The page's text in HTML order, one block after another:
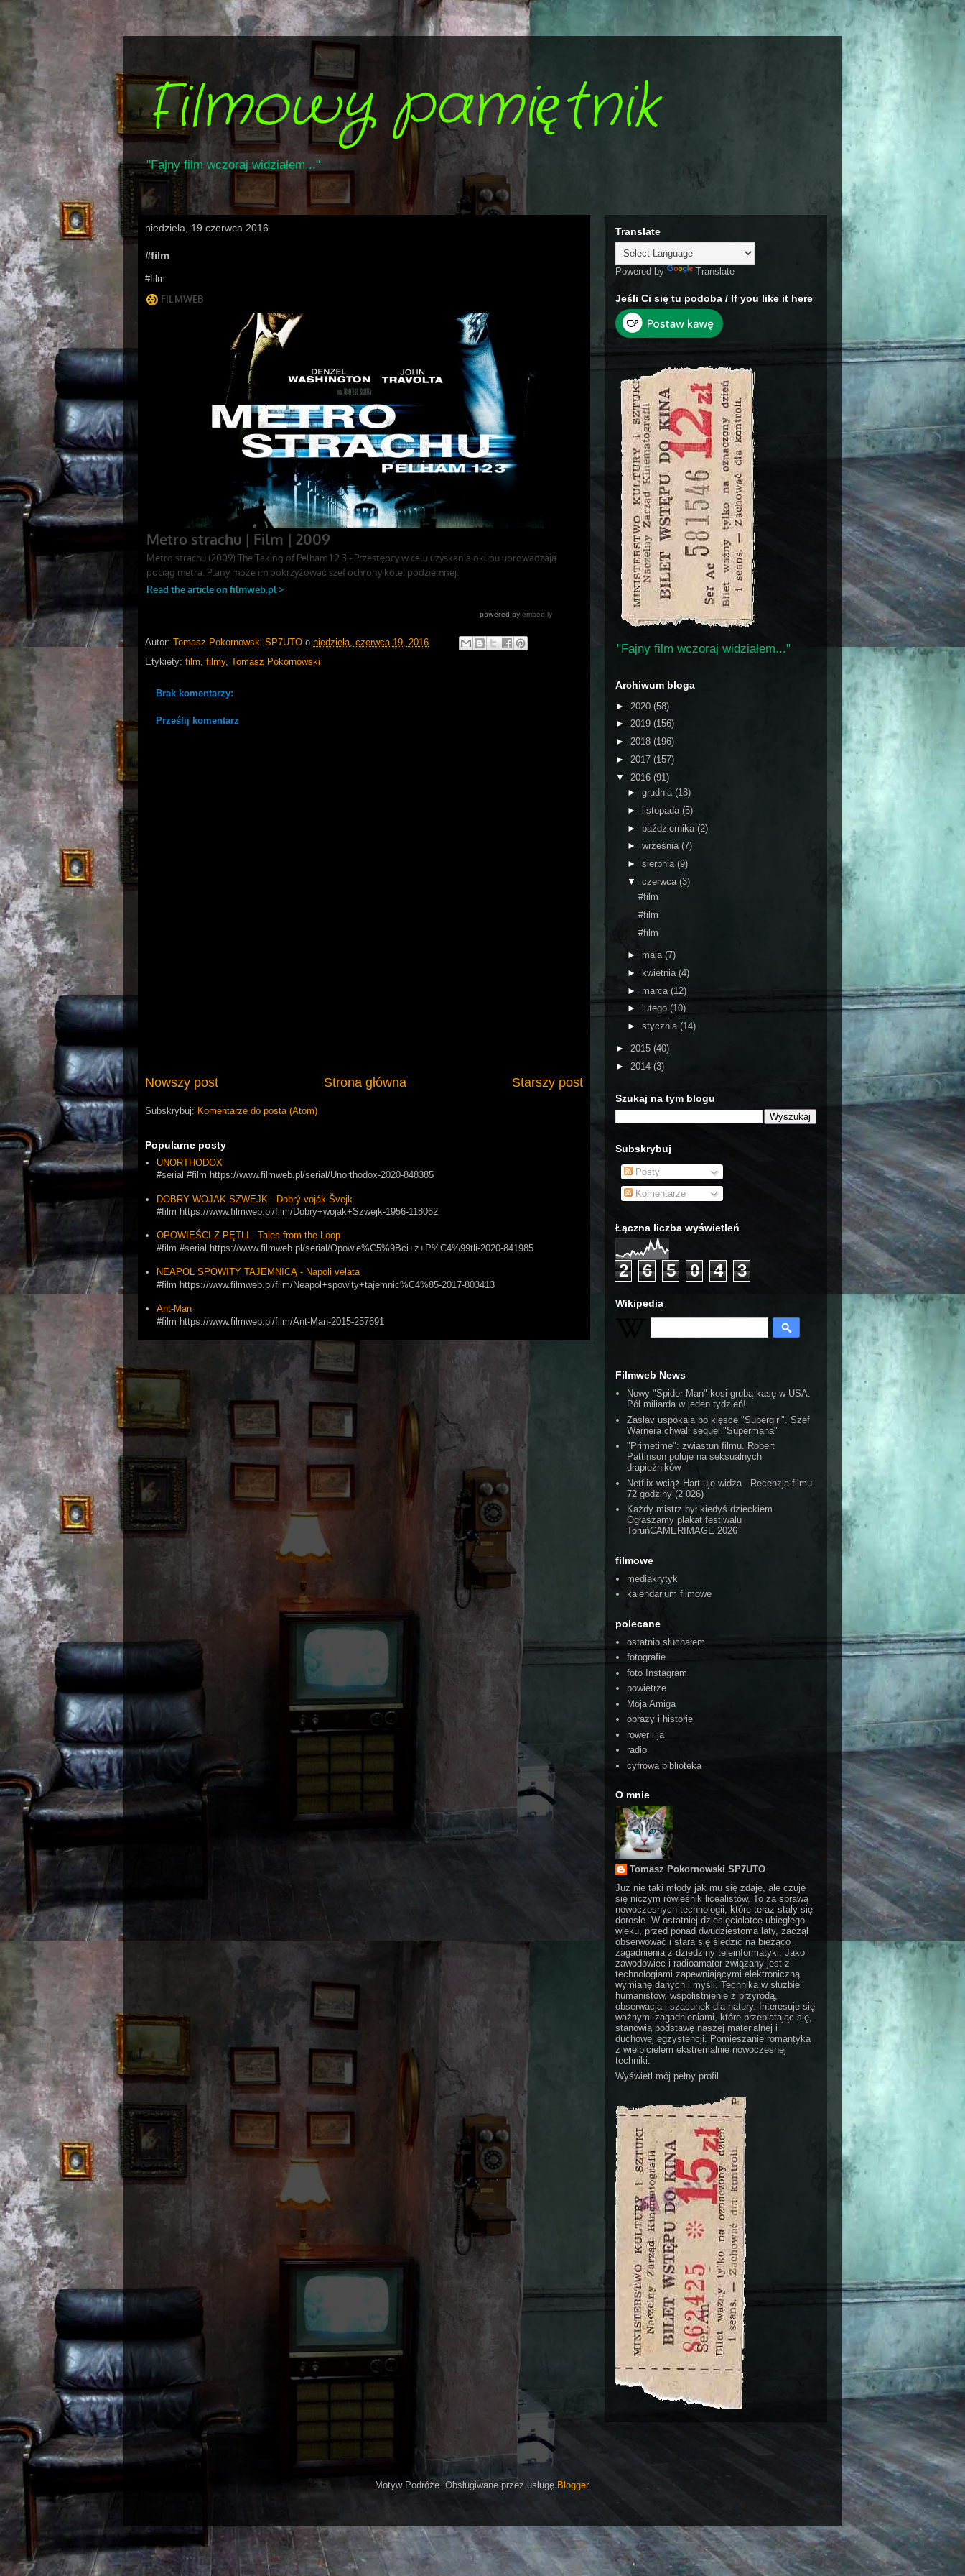
Filmowy pamiętnik
"Fajny film wczoraj widziałem..."
niedziela, 19 czerwca 2016
#film
#film
Autor: Tomasz Pokornowski SP7UTO o niedziela, czerwca 19, 2016
Etykiety: film, filmy, Tomasz Pokornowski
Brak komentarzy:
Prześlij komentarz
Nowszy post Starszy post
Strona główna
Subskrybuj: Komentarze do posta (Atom)
Popularne posty
UNORTHODOX
#serial #film https://www.filmweb.pl/serial/Unorthodox-2020-848385
DOBRY WOJAK SZWEJK - Dobrý voják Švejk
#film https://www.filmweb.pl/film/Dobry+wojak+Szwejk-1956-118062
OPOWIEŚCI Z PĘTLI - Tales from the Loop
#film #serial https://www.filmweb.pl/serial/Opowie%C5%9Bci+z+P%C4%99tli-2020-841985
NEAPOL SPOWITY TAJEMNICĄ - Napoli velata
#film https://www.filmweb.pl/film/Neapol+spowity+tajemnic%C4%85-2017-803413
Ant-Man
#film https://www.filmweb.pl/film/Ant-Man-2015-257691
Translate
Powered by Translate
Jeśli Ci się tu podoba / If you like it here
"Fajny film wczoraj widziałem..."
Archiwum bloga
► 2020 (58)
► 2019 (156)
► 2018 (196)
► 2017 (157)
▼ 2016 (91)
► grudnia (18)
►
listopada (5)
► października (2)
► września (7)
► sierpnia (9)
▼ czerwca (3)
#film
#film
#film
► maja (7)
►
kwietnia (4)
► marca (12)
►
lutego (10)
► stycznia (14)
► 2015 (40)
► 2014 (3)
Szukaj na tym blogu
Subskrybuj
Posty
Komentarze
Łączna liczba wyświetleń
2 6 5 0 4 3
Wikipedia
Filmweb News
Nowy "Spider-Man" kosi grubą kasę w USA.
Pół miliarda w jeden tydzień!
Zaslav uspokaja po klęsce "Supergirl". Szef
Warnera chwali sequel "Supermana"
"Primetime": zwiastun filmu. Robert
Pattinson poluje na seksualnych
drapieżników
Netflix wciąż Hart-uje widza - Recenzja filmu
72 godziny (2 026)
Każdy mistrz był kiedyś dzieckiem.
Ogłaszamy plakat festiwalu
ToruńCAMERIMAGE 2026
filmowe
mediakrytyk
kalendarium filmowe
polecane
ostatnio słuchałem
fotografie
foto Instagram
powietrze
Moja Amiga
obrazy i historie
rower i ja
radio
cyfrowa biblioteka
O mnie
Tomasz Pokornowski SP7UTO
Już nie taki młody jak mu się zdaje, ale czuje
się niczym rówieśnik licealistów. To za sprawą
nowoczesnych technologii, które teraz stały się
dorosłe. W ostatniej dziesięciolatce ubiegłego
wieku, przed ponad dwudziestoma laty, zaczął
obserwować i stara się śledzić na bieżąco
zagadnienia z dziedziny teleinformatyki. Jako
zawodowiec i radioamator związany jest z
technologiami zapewniającymi elektroniczną
wymianę danych i myśli. Technika w służbie
humanistów, współistnienie z przyrodą,
obserwacja i szacunek dla natury. Interesuje się
ważnymi zagadnieniami, które przeplatając się,
stanowią podstawę naszej materialnej i
duchowej egzystencji. Pomieszanie romantyka
z wielbicielem ekstremalnie nowoczesnej
techniki.
Wyświetl mój pełny profil
Motyw Podróże. Obsługiwane przez usługę Blogger.